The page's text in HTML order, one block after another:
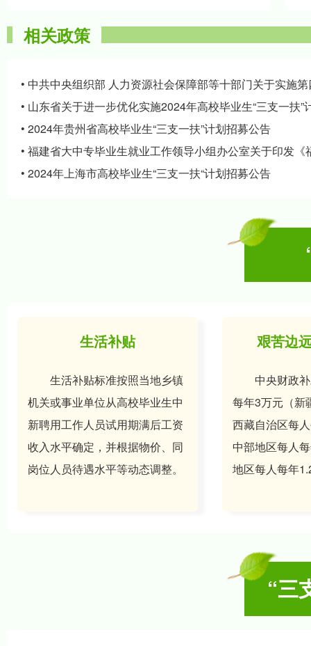
相关政策
• 中共中央组织部 人力资源社会保障部等十部门关于实施
• 山东省关于进一步优化实施2024年高校毕业生“三支一扶”
• 2024年贵州省高校毕业生“三支一扶”计划招募公告
• 福建省大中专毕业生就业工作领导小组办公室关于印发
• 2024年上海市高校毕业生“三支一扶“计划招募公告
生活补贴
生活补贴标准按照当地乡镇
机关或事业单位从高校毕业生中
新聘用工作人员试用期满后工资
收入水平确定，并根据物价、同
岗位人员待遇水平等动态调整。
艰苦边
中央财政
每年3万元（新
西藏自治区每
中部地区每人
地区每人每年
“三